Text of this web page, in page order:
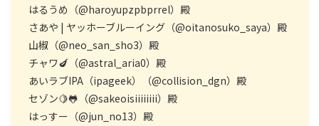
はるうめ（@haroyupzpbprrel）殿
さあや | ヤッホーブルーイング（@oitanosuko_saya）殿
山椒（@neo_san_sho3）殿
チャワ🍆（@astral_aria0）殿
あいラブIPA（ipageek）（@collision_dgn）殿
セゾン🍋🐸（@sakeoisiiiiiiii）殿
はっすー（@jun_no13）殿